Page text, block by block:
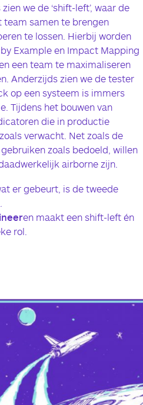
we de ‘shift-left’, waar de
samen te brengen
te lossen. Hierbij worden
Example en Impact Mapping
een team te maximaliseren
Anderzijds zien we de tester
op een systeem is immers
Tijdens het bouwen van
die in productie
verwacht. Net zoals de
zoals bedoeld, willen
airborne zijn.
er gebeurt, is de tweede
en maakt een shift-left én
rol.